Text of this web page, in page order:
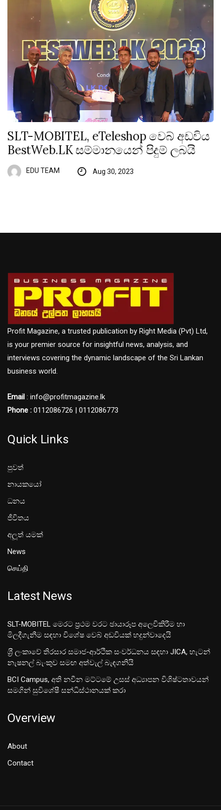
SLT-MOBITEL, eTeleshop වෙබ් අඩවිය
BestWeb.LK සම්මානයෙන් පිදුම් ලබයි
EDU TEAM Aug 30, 2023
Profit Magazine, a trusted publication by Right Media (Pvt) Ltd,
is your premier source for insightful news, analysis, and
interviews covering the dynamic landscape of the Sri Lankan
business world.
Email : info@profitmagazine.lk
Phone : 0112086726 | 0112086773
Quick Links
පුවත්
නායකයෝ
ධනය
ජීවිතය
අලූත් යමක්
News
செய்தி
Latest News
SLT-MOBITEL මෙරට ප්‍රථම වරට ඡායාරූප අලෙවිකිරීම හා
මිලදීගැනීම සඳහා විශේෂ වෙබ් අඩවියක් හදුන්වාදෙයි
ශ‍්‍රී ලංකාවේ තිරසාර සමාජ-ආර්ථික සංවර්ධනය සඳහා JICA, හැටන්
නැෂනල් බැංකුව සමඟ අත්වැල් බැඳගනියි
BCI Campus, අති නවීන මට්ටමේ උසස් අධ්‍යාපන විශිෂ්ටතාවයන්
සමගින් සුවිශේෂී සන්ධිස්ථානයක් කරා
Overview
About
Contact